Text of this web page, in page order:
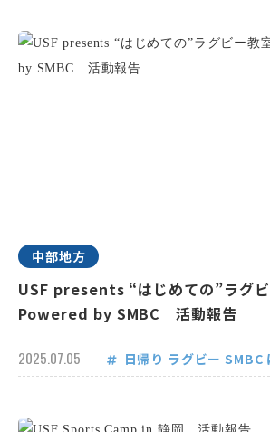
中部地方
USF presents “はじめての”ラグ
Powered by SMBC 活動報告
2025.07.05 日帰り ラグビー SMBC